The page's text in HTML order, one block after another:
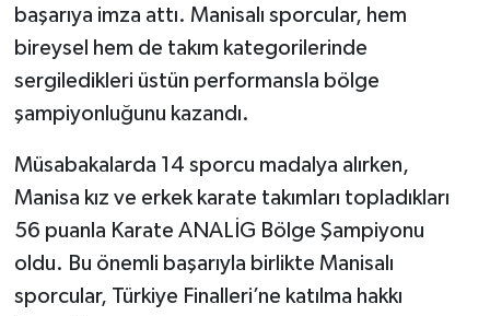
başarıya imza attı. Manisalı sporcular, hem
bireysel hem de takım kategorilerinde
sergiledikleri üstün performansla bölge
şampiyonluğunu kazandı.
Müsabakalarda 14 sporcu madalya alırken,
Manisa kız ve erkek karate takımları topladıkları
56 puanla Karate ANALİG Bölge Şampiyonu
oldu. Bu önemli başarıyla birlikte Manisalı
sporcular, Türkiye Finalleri’ne katılma hakkı